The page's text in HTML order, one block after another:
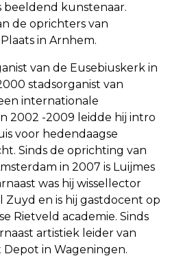
beeldend kunstenaar.
de oprichters van
in Arnhem.
van de Eusebiuskerk in
stadsorganist van
internationale
2002 -2009 leidde hij intro
voor hedendaagse
Sinds de oprichting van
in 2007 is Luijmes
was hij wissellector
Zuyd en is hij gastdocent op
Rietveld academie. Sinds
artistiek leider van
in Wageningen.